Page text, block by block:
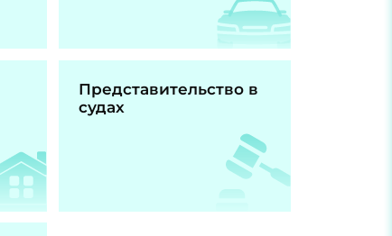
Представительство в
судах